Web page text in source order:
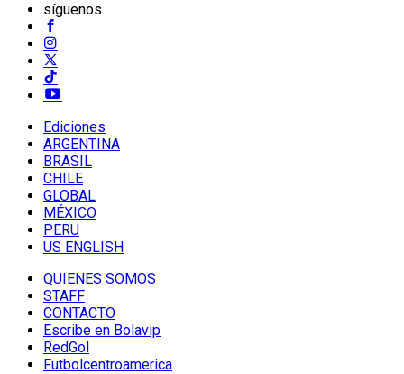
síguenos
Ediciones
ARGENTINA
BRASIL
CHILE
GLOBAL
MÉXICO
PERU
US ENGLISH
QUIENES SOMOS
STAFF
CONTACTO
Escribe en Bolavip
RedGol
Futbolcentroamerica